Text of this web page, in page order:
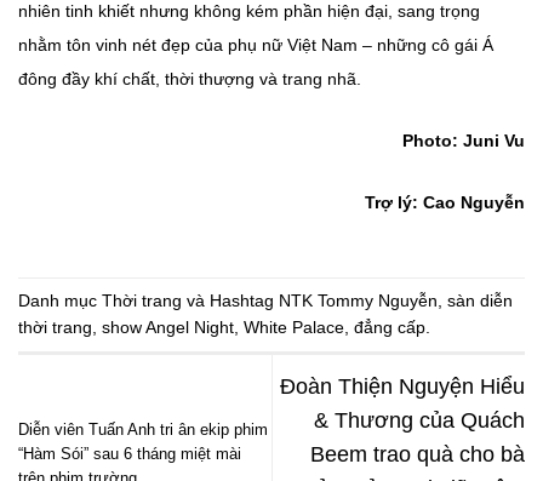
nhiên tinh khiết nhưng không kém phần hiện đại, sang trọng
nhằm tôn vinh nét đẹp của phụ nữ Việt Nam – những cô gái Á
đông đầy khí chất, thời thượng và trang nhã.
Photo: Juni Vu
Trợ lý: Cao Nguyễn
Danh mục Thời trang và Hashtag NTK Tommy Nguyễn, sàn diễn
thời trang, show Angel Night, White Palace, đẳng cấp.
Diễn viên Tuấn Anh tri ân ekip phim
“Hàm Sói” sau 6 tháng miệt mài
Đoàn Thiện Nguyện Hiểu
& Thương của Quách
Beem trao quà cho bà